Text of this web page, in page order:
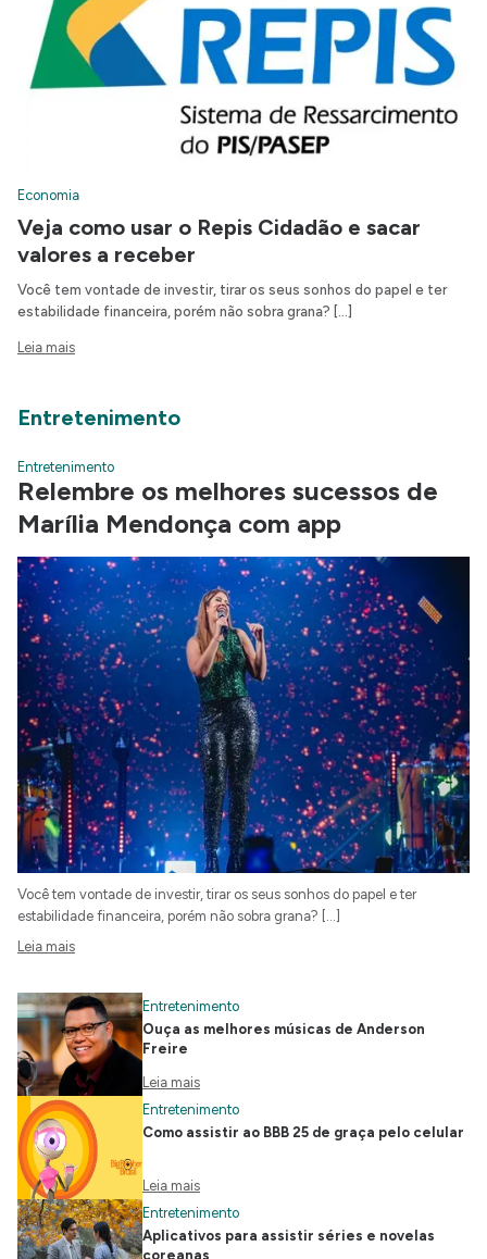
Economia
Veja como usar o Repis Cidadão e sacar
valores a receber
Você tem vontade de investir, tirar os seus sonhos do papel e ter
estabilidade financeira, porém não sobra grana? […]
Leia mais
Entretenimento
Entretenimento
Relembre os melhores sucessos de
Marília Mendonça com app
Você tem vontade de investir, tirar os seus sonhos do papel e ter
estabilidade financeira, porém não sobra grana? […]
Leia mais
Entretenimento
Ouça as melhores músicas de Anderson
Freire
Leia mais
Entretenimento
Como assistir ao BBB 25 de graça pelo celular
Leia mais
Entretenimento
Aplicativos para assistir séries e novelas
coreanas